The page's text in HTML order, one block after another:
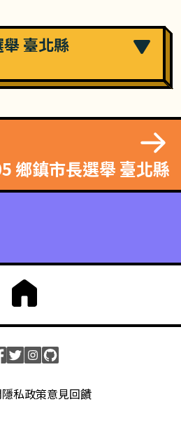
臺北縣
鄉鎮市長選舉 臺北縣
隱私政策意見回饋